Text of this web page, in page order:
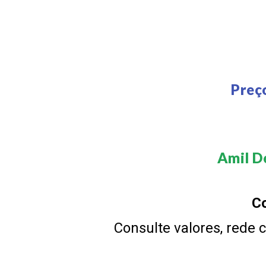
Amil
Consulte valores, rede